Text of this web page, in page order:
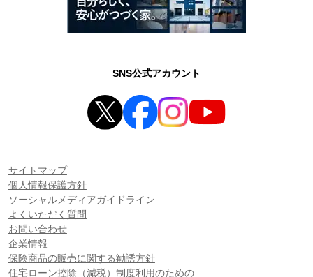
SNS公式アカウント
サイトマップ
個人情報保護方針
ソーシャルメディアガイドライン
よくいただく質問
お問い合わせ
企業情報
保険商品の販売に関する勧誘方針
住宅ローン控除（減税）制度利用のための